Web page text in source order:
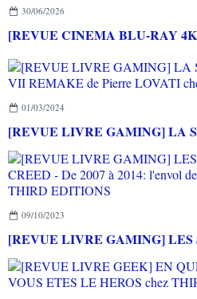
30/06/2026
[REVUE CINEMA BLU-RAY
01/03/2024
09/10/2023